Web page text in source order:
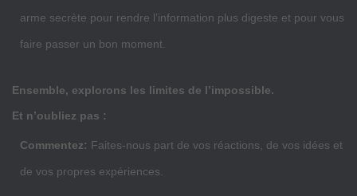
arme secrète pour rendre l’information plus digeste et pour vous
faire passer un bon moment.
Ensemble, explorons les limites de l’impossible.
Et n’oubliez pas :
Commentez: Faites-nous part de vos réactions, de vos idées et
de vos propres expériences.